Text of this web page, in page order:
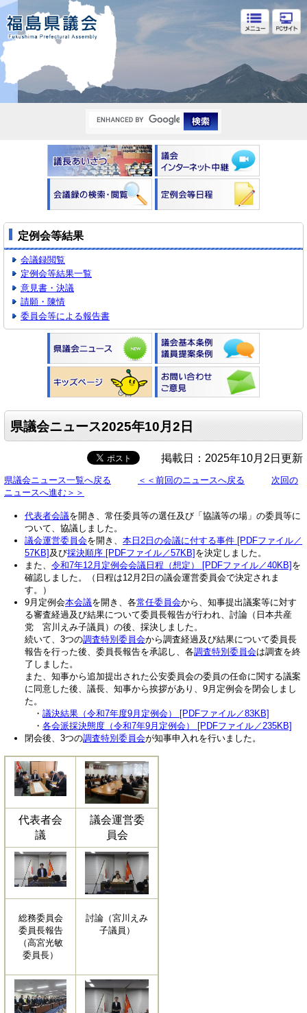
福島県議会
定例会等結果
会議録閲覧
定例会等結果一覧
意見書・決議
請願・陳情
委員会等による報告書
県議会ニュース2025年10月2日
掲載日：2025年10月2日更新
県議会ニュース一覧へ戻る ＜＜前回のニュースへ戻る
次回の
ニュースへ進む＞＞
代表者会議を開き、常任委員等の選任及び「協議等の場」の委員等に
ついて、協議しました。
議会運営委員会を開き、 本日2日の会議に付する事件 [PDFファイル／
57KB]及び採決順序 [PDFファイル／57KB]を決定しました。
また、 令和7年12月定例会会議日程（想定） [PDFファイル／40KB]を
確認しました。（日程は12月2日の議会運営委員会で決定されま
す。）
9月定例会本会議を開き、各常任委員会から、知事提出議案等に対す
る審査経過及び結果について委員長報告が行われ、討論（日本共産
党 宮川えみ子議員）の後、採決しました。
続いて、3つの調査特別委員会から調査経過及び結果について委員長
報告を行った後、委員長報告を承認し、各調査特別委員会は調査を終
了しました。
また、知事から追加提出された公安委員会の委員の任命に関する議案
に同意した後、議長、知事から挨拶があり、9月定例会を閉会しまし
た。
・ 議決結果（令和7年度9月定例会） [PDFファイル／83KB]
・ 各会派採決態度（令和7年9月定例会） [PDFファイル／235KB]
閉会後、3つの調査特別委員会が知事申入れを行いました。
代表者会
議
議会運営委
員会
総務委員会
委員長報告
（高宮光敏
委員長）
討論（宮川えみ
子議員）